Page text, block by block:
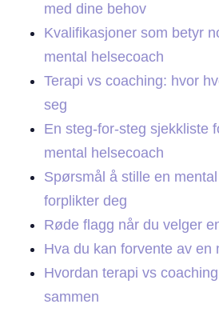
med dine behov
Kvalifikasjoner som betyr
mental helsecoach
Terapi vs coaching: hvor
seg
En steg-for-steg sjekkliste
mental helsecoach
Spørsmål å stille en
forplikter deg
Røde flagg når du velger
Hva du kan forvente av en
Hvordan terapi vs
sammen